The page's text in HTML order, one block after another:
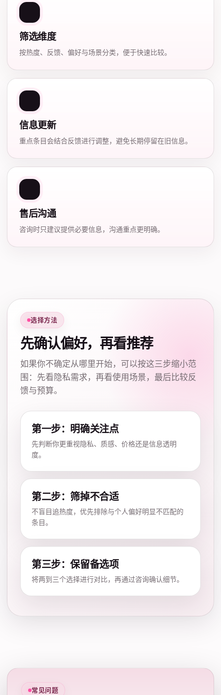
筛选维度
按热度、反馈、偏好与场景分类，便于快速比较。
信息更新
重点条目会结合反馈进行调整，避免长期停留在旧信息。
售后沟通
咨询时只建议提供必要信息，沟通重点更明确。
选择方法
先确认偏好，再看推荐
如果你不确定从哪里开始，可以按这三步缩小范
围：先看隐私需求，再看使用场景，最后比较反
馈与预算。
第一步：明确关注点
先判断你更重视隐私、质感、价格还是信息透明
度。
第二步：筛掉不合适
不盲目追热度，优先排除与个人偏好明显不匹配的
条目。
第三步：保留备选项
将两到三个选择进行对比，再通过咨询确认细节。
常见问题